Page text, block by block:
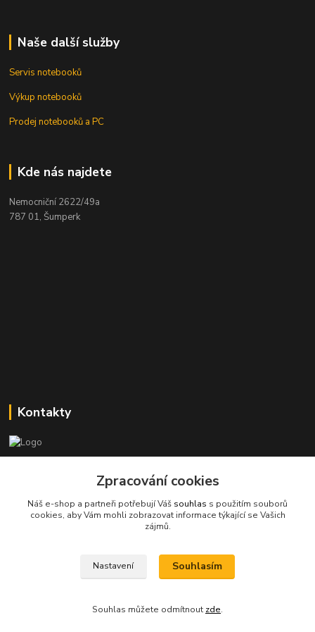
Naše další služby
Servis notebooků
Výkup notebooků
Prodej notebooků a PC
Kde nás najdete
Nemocniční 2622/49a
787 01, Šumperk
Kontakty
+420 601 366 545
info@spkcomputer.cz
Zpracování cookies
Náš e-shop a partneři potřebují Váš souhlas s použitím souborů
cookies, aby Vám mohli zobrazovat informace týkající se Vašich
zájmů.
Nastavení Souhlasím
Souhlas můžete odmítnout zde.